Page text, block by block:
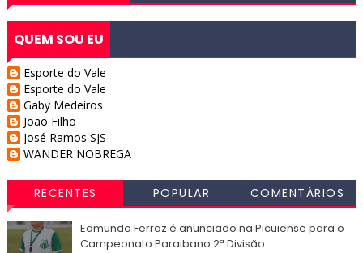
QUEM SOU EU
Esporte do Vale
Esporte do Vale
Gaby Medeiros
Joao Filho
José Ramos SJS
WANDER NOBREGA
RECENTES POPULAR COMENTÁRIOS
Edmundo Ferraz é anunciado na Picuiense para o
Campeonato Paraibano 2ª Divisão